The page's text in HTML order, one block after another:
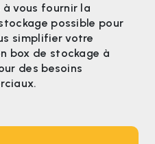
à vous fournir la
possible pour
simplifier votre
box de stockage à
des besoins